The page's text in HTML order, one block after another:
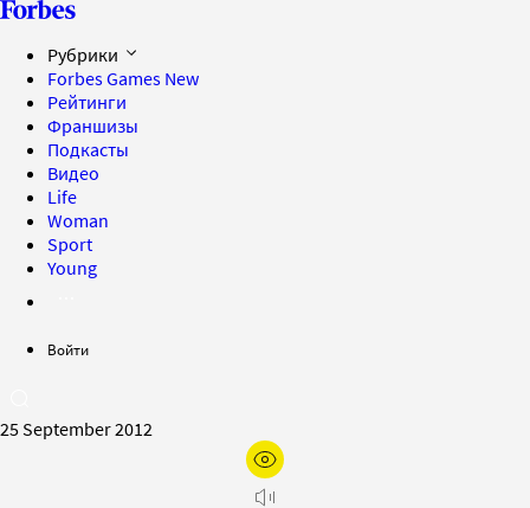
Рубрики
Forbes Games New
Рейтинги
Франшизы
Подкасты
Видео
Life
Woman
Sport
Young
Войти
25 September 2012